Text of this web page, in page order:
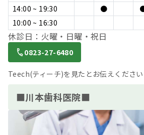
14:00 ~ 19:30
●
10:00 ~ 16:30
休診日：火曜・日曜・祝日
0823-27-6480
Teech(ティーチ)を見たとお伝えください
■川本歯科医院■